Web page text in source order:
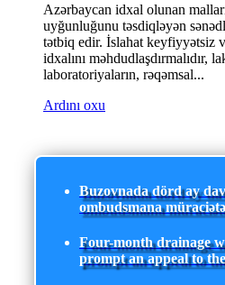
Azərbaycan idxal olunan
uyğunluğunu təsdiqləyən
tətbiq edir. İslahat keyfiyyətsiz
idxalını məhdudlaşdırmalıdır,
laboratoriyaların, rəqəmsal...
Ardını oxu
Buzovnada dörd ay
ombudsmana
Four-month drainage
prompt an appeal to